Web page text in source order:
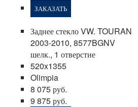
ЗАКАЗАТЬ
Заднее стекло VW. TOURAN
2003-2010, 8577BGNV
шелк., 1 отверстие
520x1355
Olimpia
8 075 руб.
9 875 руб.